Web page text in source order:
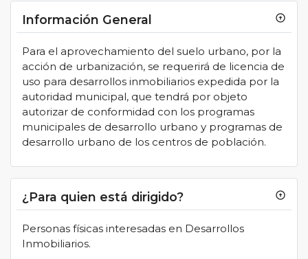
Información General arrow_circle_up
Para el aprovechamiento del suelo urbano, por la
acción de urbanización, se requerirá de licencia de
uso para desarrollos inmobiliarios expedida por la
autoridad municipal, que tendrá por objeto
autorizar de conformidad con los programas
municipales de desarrollo urbano y programas de
desarrollo urbano de los centros de población.
¿Para quien está dirigido? arrow_circle_up
Personas físicas interesadas en Desarrollos
Inmobiliarios.